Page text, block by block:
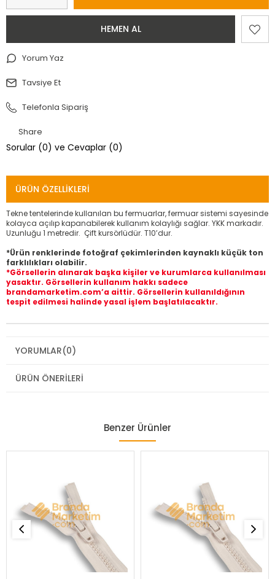
Yorum Yaz
Tavsiye Et
Telefonla Sipariş
Share
Sorular (0) ve Cevaplar (0)
ÜRÜN ÖZELLIKLERI
Tekne tentelerinde kullanılan bu fermuarlar, fermuar sistemi sayesinde
kolayca açılıp kapanabilerek kullanım kolaylığı sağlar. YKK markadır.
Uzunluğu 1 metredir. Çift kursörlüdür. T10’dur.
*Ürün renklerinde fotoğraf çekimlerinden kaynaklı küçük ton
farklılıkları olabilir.
*Görsellerin alınarak başka kişiler ve kurumlarca kullanılması
yasaktır. Görsellerin kullanım hakkı sadece
brandamarketim.com’a aittir. Görsellerin kullanıldığının
tespit edilmesi halinde yasal işlem başlatılacaktır.
YORUMLAR(0)
ÜRÜN ÖNERILERI
Benzer Ürünler